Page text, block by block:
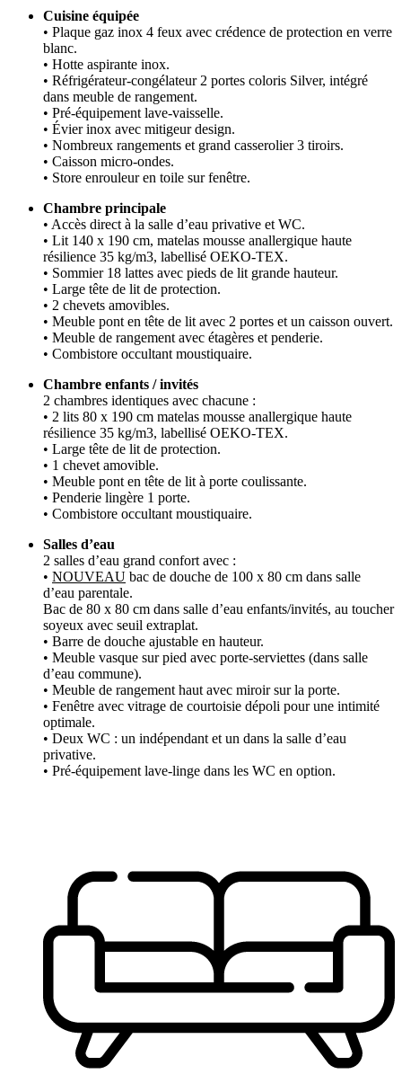
Cuisine équipée
• Plaque gaz inox 4 feux avec crédence de protection en verre
blanc.
• Hotte aspirante inox.
• Réfrigérateur-congélateur 2 portes coloris Silver, intégré
dans meuble de rangement.
• Pré-équipement lave-vaisselle.
• Évier inox avec mitigeur design.
• Nombreux rangements et grand casserolier 3 tiroirs.
• Caisson micro-ondes.
• Store enrouleur en toile sur fenêtre.
Chambre principale
• Accès direct à la salle d’eau privative et WC.
• Lit 140 x 190 cm, matelas mousse anallergique haute
résilience 35 kg/m3, labellisé OEKO-TEX.
• Sommier 18 lattes avec pieds de lit grande hauteur.
• Large tête de lit de protection.
• 2 chevets amovibles.
• Meuble pont en tête de lit avec 2 portes et un caisson ouvert.
• Meuble de rangement avec étagères et penderie.
• Combistore occultant moustiquaire.
Chambre enfants / invités
2 chambres identiques avec chacune :
• 2 lits 80 x 190 cm matelas mousse anallergique haute
résilience 35 kg/m3, labellisé OEKO-TEX.
• Large tête de lit de protection.
• 1 chevet amovible.
• Meuble pont en tête de lit à porte coulissante.
• Penderie lingère 1 porte.
• Combistore occultant moustiquaire.
Salles d’eau
2 salles d’eau grand confort avec :
• NOUVEAU bac de douche de 100 x 80 cm dans salle
d’eau parentale.
Bac de 80 x 80 cm dans salle d’eau enfants/invités, au toucher
soyeux avec seuil extraplat.
• Barre de douche ajustable en hauteur.
• Meuble vasque sur pied avec porte-serviettes (dans salle
d’eau commune).
• Meuble de rangement haut avec miroir sur la porte.
• Fenêtre avec vitrage de courtoisie dépoli pour une intimité
optimale.
• Deux WC : un indépendant et un dans la salle d’eau
privative.
• Pré-équipement lave-linge dans les WC en option.